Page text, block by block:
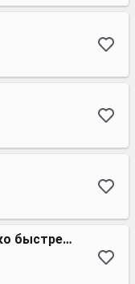
Быстренько быстренько быстренько мем